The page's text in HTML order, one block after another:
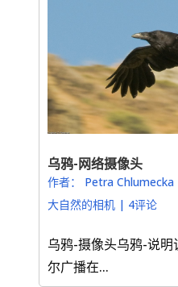
乌鸦-网络摄像头
作者： Petra Chlumecka
大自然的相机 | 4评论
乌鸦-摄像头乌鸦-说
尔广播在...